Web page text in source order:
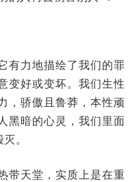
有力地描绘了我们的罪
变好或变坏。我们生性
，骄傲且鲁莽，本性顽
黑暗的心灵，我们里面
。
带天堂，实质上是在重